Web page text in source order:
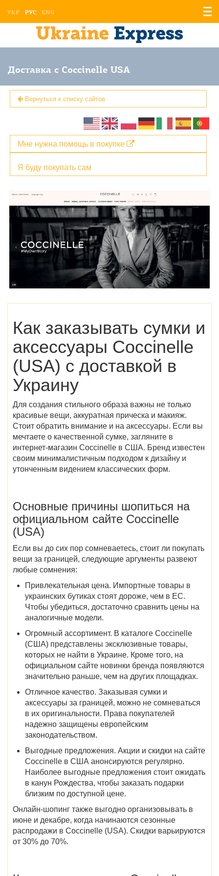
УКР РУС ENG
Доставка с Coccinelle USA
Вернуться к списку сайтов
Я буду покупать сам
Мне нужна помощь в покупке
Как заказывать сумки и
аксессуары Coccinelle
(USA) с доставкой в
Украину
Для создания стильного образа важны не только
красивые вещи, аккуратная прическа и макияж.
Стоит обратить внимание и на аксессуары. Если вы
мечтаете о качественной сумке, загляните в
интернет-магазин Coccinelle в США. Бренд известен
своим минималистичным подходом к дизайну и
утонченным видением классических форм.
Основные причины шопиться на
официальном сайте Coccinelle
(USA)
Если вы до сих пор сомневаетесь, стоит ли покупать
вещи за границей, следующие аргументы развеют
любые сомнения:
Привлекательная цена. Импортные товары в
украинских бутиках стоят дороже, чем в ЕС.
Чтобы убедиться, достаточно сравнить цены на
аналогичные модели.
Огромный ассортимент. В каталоге Coccinelle
(США) представлены эксклюзивные товары,
которых не найти в Украине. Кроме того, на
официальном сайте новинки бренда появляются
значительно раньше, чем на других площадках.
Отличное качество. Заказывая сумки и
аксессуары за границей, можно не сомневаться
в их оригинальности. Права покупателей
надежно защищены европейским
законодательством.
Выгодные предложения. Акции и скидки на сайте
Coccinelle в США анонсируются регулярно.
Наиболее выгодные предложения стоит ожидать
в канун Рождества, чтобы заказать подарки
близким по доступной цене.
Онлайн-шопинг также выгодно организовывать в
июне и декабре, когда начинаются сезонные
распродажи в Coccinelle (USA). Скидки варьируются
от 30% до 70%.